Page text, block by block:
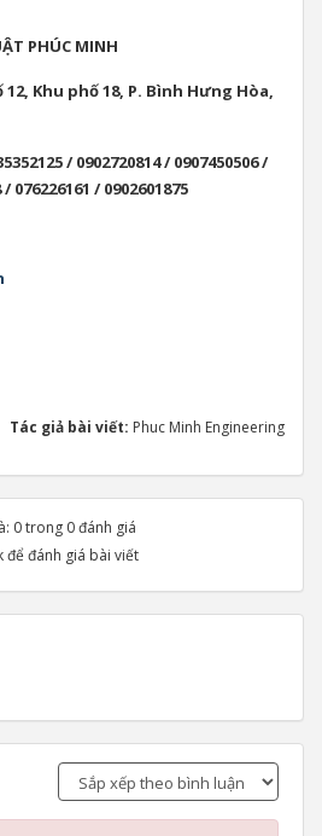
PHÚC MINH
Khu phố 18, P. Bình Hưng Hòa,
/ 0902720814 / 0907450506 /
076226161 / 0902601875
Tác giả bài viết: Phuc Minh Engineering
0 trong 0 đánh giá
để đánh giá bài viết